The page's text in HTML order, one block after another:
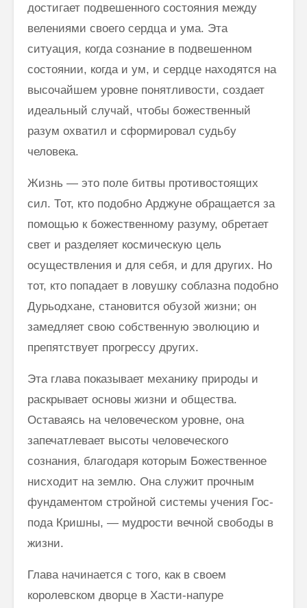
достигает подвешен­ного состояния между
велениями своего сердца и ума. Эта
ситуация, когда сознание в подвешенном
состоянии, когда и ум, и сердце находятся на
высочайшем уровне понятливости, создает
идеальный случай, чтобы божественный
разум охватил и сформировал судьбу
человека.
Жизнь — это поле битвы противостоящих
сил. Тот, кто подобно Ар­джуне обращается за
помощью к божественному разуму, обретает
свет и разделяет космическую цель
осуществления и для себя, и для других. Но
тот, кто попадает в ловушку соблазна подобно
Дурьодхане, становится обузой жизни; он
замедляет свою собственную эволюцию и
препятствует прогрессу других.
Эта глава показывает механику природы и
раскрывает основы жизни и общества.
Оставаясь на человеческом уровне, она
запечатлевает высоты человеческого
сознания, благодаря которым Божественное
нисходит на землю. Она служит прочным
фундаментом стройной системы учения Гос­
пода Кришны, — мудрости вечной свободы в
жизни.
Глава начинается с того, как в своем
королевском дворце в Хасти-напуре